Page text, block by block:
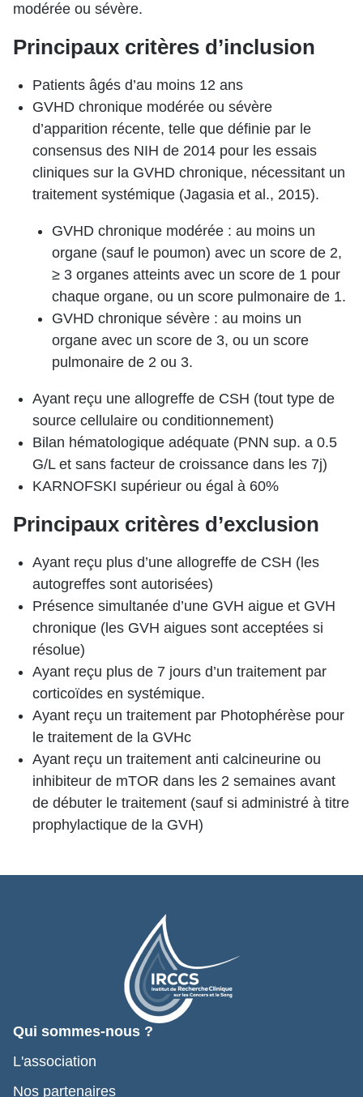
modérée ou sévère.
Principaux critères d’inclusion
Patients âgés d’au moins 12 ans
GVHD chronique modérée ou sévère
d’apparition récente, telle que définie par le
consensus des NIH de 2014 pour les essais
cliniques sur la GVHD chronique, nécessitant un
traitement systémique (Jagasia et al., 2015).
GVHD chronique modérée : au moins un
organe (sauf le poumon) avec un score de 2,
≥ 3 organes atteints avec un score de 1 pour
chaque organe, ou un score pulmonaire de 1.
GVHD chronique sévère : au moins un
organe avec un score de 3, ou un score
pulmonaire de 2 ou 3.
Ayant reçu une allogreffe de CSH (tout type de
source cellulaire ou conditionnement)
Bilan hématologique adéquate (PNN sup. a 0.5
G/L et sans facteur de croissance dans les 7j)
KARNOFSKI supérieur ou égal à 60%
Principaux critères d’exclusion
Ayant reçu plus d’une allogreffe de CSH (les
autogreffes sont autorisées)
Présence simultanée d’une GVH aigue et GVH
chronique (les GVH aigues sont acceptées si
résolue)
Ayant reçu plus de 7 jours d’un traitement par
corticoïdes en systémique.
Ayant reçu un traitement par Photophérèse pour
le traitement de la GVHc
Ayant reçu un traitement anti calcineurine ou
inhibiteur de mTOR dans les 2 semaines avant
de débuter le traitement (sauf si administré à titre
prophylactique de la GVH)
Qui sommes-nous ?
L'association
Nos partenaires